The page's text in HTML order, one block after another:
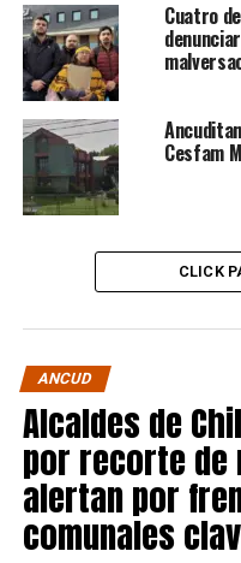
Cuatro
Cesfam
CLICK
ANCUD
Alcaldes de
por recorte de
alertan por
comunales